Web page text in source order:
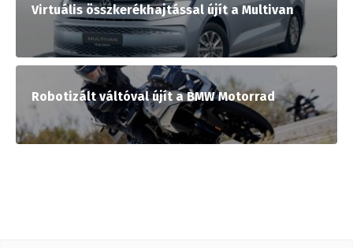
Virtuális összkerékhajtással újít a Multivan
Robotizált váltóval újít a BMW Motorrad